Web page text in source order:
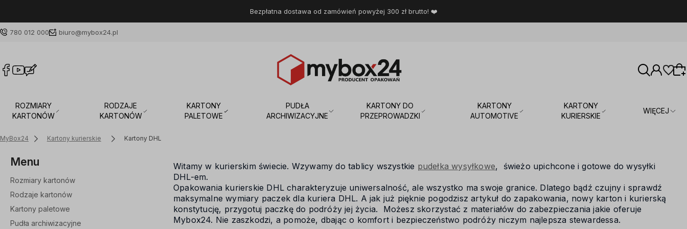
Bezpłatna dostawa od zamówień powyżej 300 zł brutto! ❤️
780 012 000 biuro@mybox24.pl
produkty do listy z poprzedniej sesji.
ROZMIARY
KARTONÓW
RODZAJE
KARTONÓW
KARTONY
PALETOWE
PUDŁA
ARCHIWIZACYJNE
KARTONY DO
PRZEPROWADZKI
KARTONY
AUTOMOTIVE
KARTONY
KURIERSKIE
WIĘCEJ
MyBox24 Kartony kurierskie Kartony DHL
Menu
Rozmiary kartonów
Rodzaje kartonów
Kartony paletowe
Pudła archiwizacyjne
Witamy w kurierskim świecie. Wzywamy do tablicy wszystkie pudełka wysyłkowe, świeżo upichcone i gotowe do wysyłki
DHL-em.
Opakowania kurierskie DHL charakteryzuje uniwersalność, ale wszystko ma swoje granice. Dlatego bądź czujny i sprawdź
maksymalne wymiary paczek dla kuriera DHL. A jak już pięknie pogodzisz artykuł do zapakowania, nowy karton i kurierską
konstytucję, przygotuj paczkę do podróży jej życia. Możesz skorzystać z materiałów do zabezpieczania jakie oferuje
Mybox24. Nie zaszkodzi, a pomoże, dbając o komfort i bezpieczeństwo podróży niczym najlepsza stewardessa.